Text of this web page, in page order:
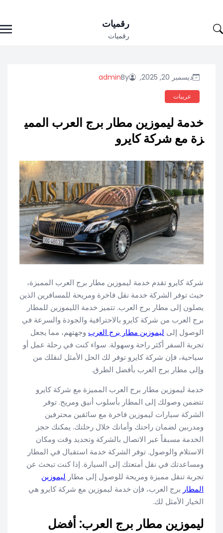
to
رقميات
رقميات
ديسمبر 20, 2025, By
admin
عربيات
خدمة ليموزين مطار برج العرب الممي
زة مع شركة كايرو
شركة كايرو تقدم خدمة ليموزين مطار برج العرب المميزة،
حيث توفر الشركة خدمة نقل فاخرة ومريحة للمسافرين الذين
يصلون إلى مطار برج العرب. تتميز خدمة الليموزين للمطار
برج العرب من شركة كايرو بالاحترافية والجودة والسرعة في
الوصول إلى ليموزين مطار برج العرب وجهتهم، مما يجعل
تجربة السفر أكثر راحة وسهولة. سواء كنت في رحلة عمل أو
سياحية، فإن شركة كايرو توفر لك الحل الأمثل لنقلك من
وإلى مطار برج العرب بأفضل الطرق.
خدمة ليموزين مطار برج العرب المميزة مع شركة كايرو
تتضمن وصولك إلى المطار بأسلوب أنيق ومريح. توفر
الشركة سيارات ليموزين فاخرة مع سائقين محترفين
ومدربين لضمان راحتك وأمانك خلال رحلتك. يمكنك حجز
الخدمة مسبقاً عبر الاتصال بالشركة وتحديد وقت ومكان
الاستلام والوصول. توفر الشركة خدمة استقبال في المطار
ومساعدتك في نقل أمتعتك إلى السيارة. إذا كنت تبحث عن
تجربة تنقل مميزة ومريحة للوصول إلى مطار ليموزين
المطار برج العرب، فإن خدمة ليموزين مع شركة كايرو هي
الخيار الأمثل لك.
ليموزين مطار برج العرب: أفضل